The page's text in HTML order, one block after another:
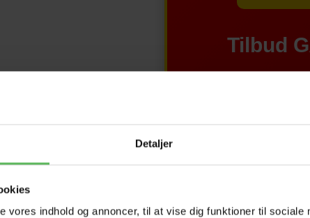
Detaljer
vores indhold og annoncer, til at vise dig funktioner til sociale
Tilbud